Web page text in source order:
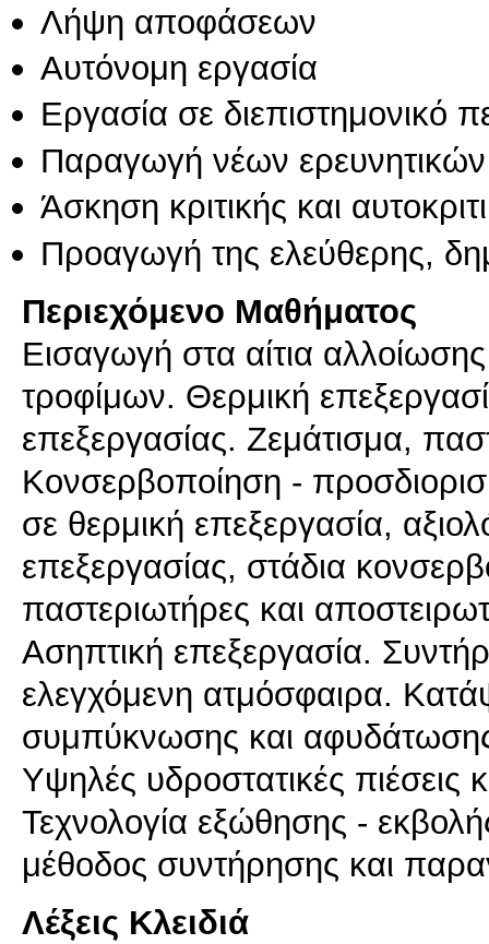
Λήψη αποφάσεων
Αυτόνομη εργασία
Εργασία σε διεπιστημονικό
Παραγωγή νέων
Άσκηση κριτικής και
Προαγωγή της ελεύθερης,
Περιεχόμενο Μαθήματος
Eισαγωγή στα αίτια
τροφίμων. Θερμική
επεξεργασίας. Ζεμάτισμα,
Κονσερβοποίηση -
σε θερμική επεξεργασία,
επεξεργασίας, στάδια
παστεριωτήρες και
Ασηπτική επεξεργασία.
ελεγχόμενη ατμόσφαιρα.
συμπύκνωσης και αφυδάτωσης
Υψηλές υδροστατικές πιέσεις
Τεχνολογία εξώθησης -
μέθοδος συντήρησης και
Λέξεις Κλειδιά